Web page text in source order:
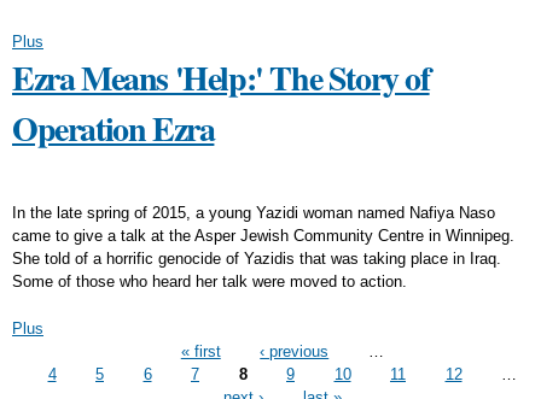
Plus
Ezra Means 'Help:' The Story of
Operation Ezra
In the late spring of 2015, a young Yazidi woman named Nafiya Naso
came to give a talk at the Asper Jewish Community Centre in Winnipeg.
She told of a horrific genocide of Yazidis that was taking place in Iraq.
Some of those who heard her talk were moved to action.
Plus
Pages « first ‹ previous
4
5 6 7 8 9 10 11 12